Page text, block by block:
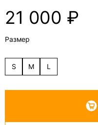
21 000 ₽
Размер
S M L